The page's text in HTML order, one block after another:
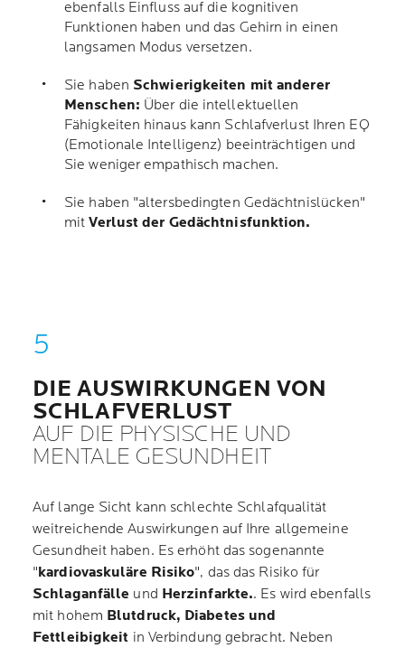
ebenfalls Einfluss auf die kognitiven
Funktionen haben und das Gehirn in einen
langsamen Modus versetzen.
Sie haben Schwierigkeiten mit anderer
Menschen: Über die intellektuellen
Fähigkeiten hinaus kann Schlafverlust Ihren EQ
(Emotionale Intelligenz) beeinträchtigen und
Sie weniger empathisch machen.
Sie haben "altersbedingten Gedächtnislücken"
mitVerlust der Gedächtnisfunktion.
DIE AUSWIRKUNGEN VON
SCHLAFVERLUST
AUF DIE PHYSISCHE UND
MENTALE GESUNDHEIT
Auf lange Sicht kann schlechte Schlafqualität
weitreichende Auswirkungen auf Ihre allgemeine
Gesundheit haben. Es erhöht das sogenannte
"kardiovaskuläre Risiko", das das Risiko für
Schlaganfälle und Herzinfarkte.. Es wird ebenfalls
mit hohem Blutdruck, Diabetes und
Fettleibigkeit in Verbindung gebracht. Neben